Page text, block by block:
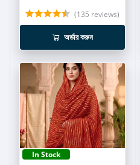
(135 reviews)
অর্ডার করুন
In Stock